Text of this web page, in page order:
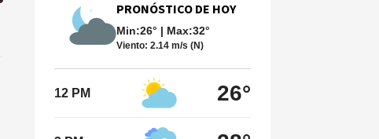
PRONÓSTICO DE HOY
Min:26° | Max:32°
Viento: 2.14 m/s (N)
12 PM 26°